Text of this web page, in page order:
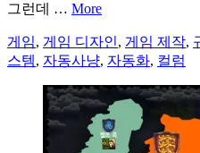
그런데 … More
게임, 게임 디자인, 게임 제작,
스템, 자동사냥, 자동화, 컬럼